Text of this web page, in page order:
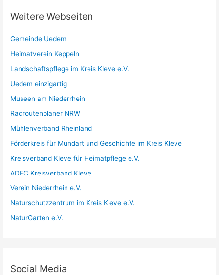
n
a
Weitere Webseiten
Gemeinde Uedem
Heimatverein Keppeln
Landschaftspflege im Kreis Kleve e.V.
Uedem einzigartig
Museen am Niederrhein
Radroutenplaner NRW
Mühlenverband Rheinland
Förderkreis für Mundart und Geschichte im Kreis Kleve
Kreisverband Kleve für Heimatpflege e.V.
ADFC Kreisverband Kleve
Verein Niederrhein e.V.
Naturschutzzentrum im Kreis Kleve e.V.
NaturGarten e.V.
Social Media